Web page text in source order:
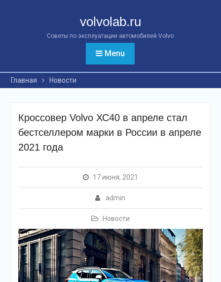
volvolab.ru
Советы по эксплуатации автомобилей Volvo
Menu
Главная Новости
Кроссовер Volvo ХС40 в апреле стал
бестселлером марки в России в апреле
2021 года
17 июня, 2021
admin
Новости